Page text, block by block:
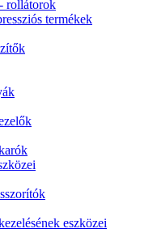
rollátorok
termékek
eszközei